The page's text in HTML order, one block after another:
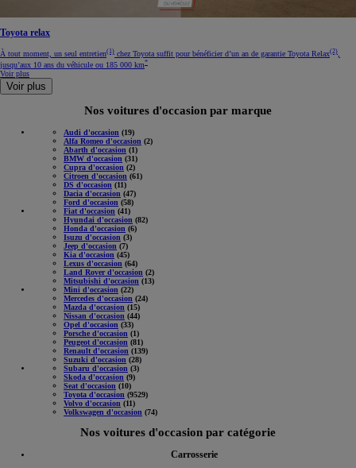
Toyota relax
À tout moment, un seul entretien(1) chez Toyota suffit pour bénéficier d’un an de garantie Toyota Relax(2),
jusqu’aux 10 ans du véhicule ou 185 000 km*
Voir plus
Voir plus
Nos voitures d'occasion par marque
Audi d'occasion (19)
Alfa Romeo d'occasion (2)
Abarth d'occasion (1)
BMW d'occasion (31)
Cupra d'occasion (2)
Citroen d'occasion (61)
DS d'occasion (11)
Dacia d'occasion (47)
Ford d'occasion (58)
Fiat d'occasion (41)
Hyundai d'occasion (82)
Honda d'occasion (6)
Isuzu d'occasion (3)
Jeep d'occasion (7)
Kia d'occasion (45)
Lexus d'occasion (64)
Land Rover d'occasion (2)
Mitsubishi d'occasion (13)
Mini d'occasion (22)
Mercedes d'occasion (24)
Mazda d'occasion (15)
Nissan d'occasion (44)
Opel d'occasion (33)
Porsche d'occasion (1)
Peugeot d'occasion (81)
Renault d'occasion (139)
Suzuki d'occasion (28)
Subaru d'occasion (3)
Skoda d'occasion (9)
Seat d'occasion (10)
Toyota d'occasion (9529)
Volvo d'occasion (11)
Volkswagen d'occasion (74)
Nos voitures d'occasion par catégorie
Carrosserie